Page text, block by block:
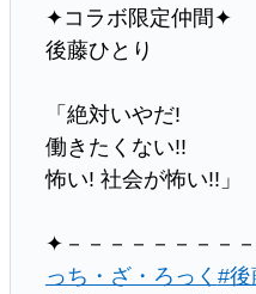
✦コラボ限定仲間✦
後藤ひとり
「絶対いやだ!
働きたくない!!
怖い! 社会が怖い!!」
✦－－－－－－－－
っち・ざ・ろっく #後